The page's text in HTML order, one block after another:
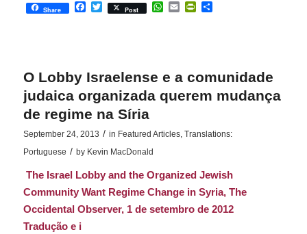
Share Facebook
Twitter
Post WhatsApp
EmailPrintFriendly
Share
O Lobby Israelense e a comunidade
judaica organizada querem mudança
de regime na Síria
September 24, 2013 / in Featured Articles, Translations:
Portuguese / by Kevin MacDonald
The Israel Lobby and the Organized Jewish
Community Want Regime Change in Syria, The
Occidental Observer, 1 de setembro de 2012
Tradução e i